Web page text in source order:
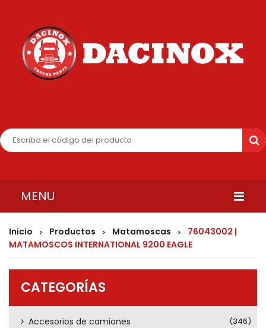
MENU
INICIO
QUIENES SOMOS
Inicio > Productos > Matamoscas >
76043002 |
MATAMOSCOS INTERNATIONAL 9200 EAGLE
CATEGORÍAS
Accesorios de camiones (346)